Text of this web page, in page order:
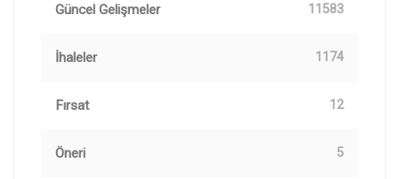
Güncel Gelişmeler 11583
İhaleler 1174
Fırsat 12
Öneri 5